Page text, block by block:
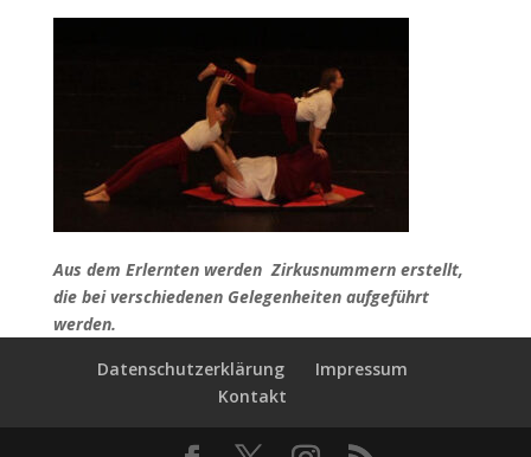
Aus dem Erlernten werden Zirkusnummern erstellt,
die bei verschiedenen Gelegenheiten aufgeführt
werden.
Datenschutzerklärung
Impressum
Kontakt